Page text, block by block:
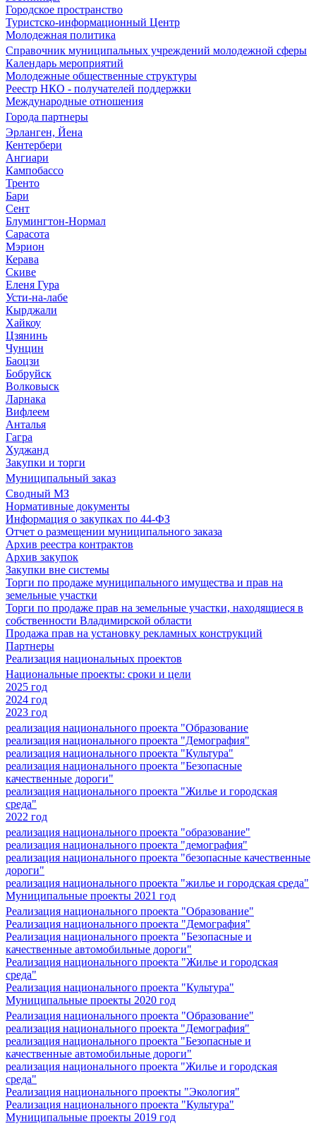
Городское пространство
Туристско-информационный Центр
Молодежная политика
Справочник муниципальных учреждений молодежной сферы
Календарь мероприятий
Молодежные общественные структуры
Реестр НКО - получателей поддержки
Международные отношения
Города партнеры
Эрланген, Йена
Кентербери
Ангиари
Кампобассо
Тренто
Бари
Сент
Блумингтон-Нормал
Сарасота
Мэрион
Керава
Скиве
Еленя Гура
Усти-на-лабе
Кырджали
Хайкоу
Цзянинь
Чунцин
Баоцзи
Бобруйск
Волковыск
Ларнака
Вифлеем
Анталья
Гагра
Худжанд
Закупки и торги
Муниципальный заказ
Сводный МЗ
Нормативные документы
Информация о закупках по 44-ФЗ
Отчет о размещении муниципального заказа
Архив реестра контрактов
Архив закупок
Закупки вне системы
Торги по продаже муниципального имущества и прав на
земельные участки
Торги по продаже прав на земельные участки, находящиеся в
собственности Владимирской области
Продажа прав на установку рекламных конструкций
Партнеры
Реализация национальных проектов
Национальные проекты: сроки и цели
2025 год
2024 год
2023 год
реализация национального проекта "Образование
реализация национального проекта "Демография"
реализация национального проекта "Культура"
реализация национального проекта "Безопасные
качественные дороги"
реализация национального проекта "Жилье и городская
среда"
2022 год
реализация национального проекта "образование"
реализация национального проекта "демография"
реализация национального проекта "безопасные качественные
дороги"
реализация национального проекта "жилье и городская среда"
Муниципальные проекты 2021 год
Реализация национального проекта "Образование"
Реализация национального проекта "Демография"
Реализация национального проекта "Безопасные и
качественные автомобильные дороги"
Реализация национального проекта "Жилье и городская
среда"
Реализация национального проекта "Культура"
Муниципальные проекты 2020 год
Реализация национального проекта "Образование"
реализация национального проекта "Демография"
реализация национального проекта "Безопасные и
качественные автомобильные дороги"
реализация национального проекта "Жилье и городская
среда"
Реализация национального проекты "Экология"
Реализация национального проекта "Культура"
Муниципальные проекты 2019 год